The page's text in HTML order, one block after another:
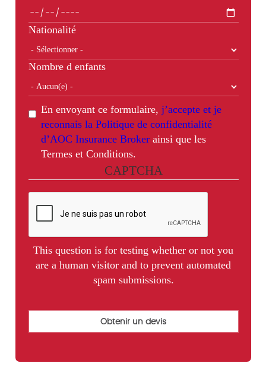
Nationalité
Nombre d enfants
En envoyant ce formulaire, j’accepte et je
reconnais la Politique de confidentialité
d’AOC Insurance Brokerainsi que les
Termes et Conditions.
CAPTCHA
This question is for testing whether or not you
are a human visitor and to prevent automated
spam submissions.